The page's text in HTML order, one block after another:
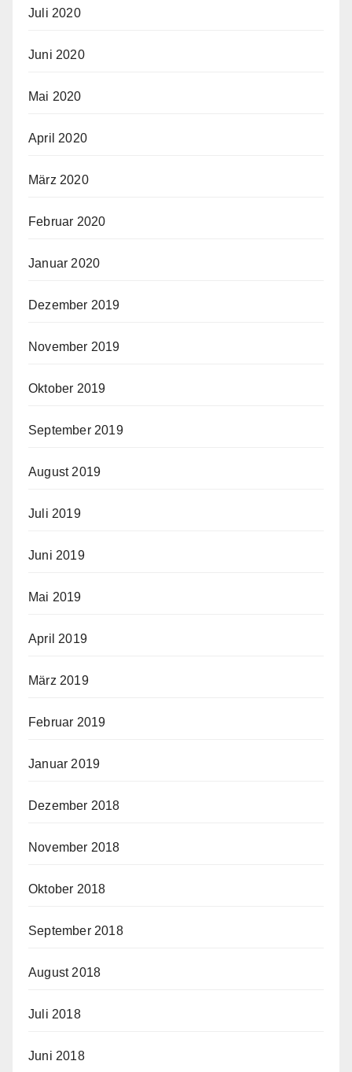
Juli 2020
Juni 2020
Mai 2020
April 2020
März 2020
Februar 2020
Januar 2020
Dezember 2019
November 2019
Oktober 2019
September 2019
August 2019
Juli 2019
Juni 2019
Mai 2019
April 2019
März 2019
Februar 2019
Januar 2019
Dezember 2018
November 2018
Oktober 2018
September 2018
August 2018
Juli 2018
Juni 2018